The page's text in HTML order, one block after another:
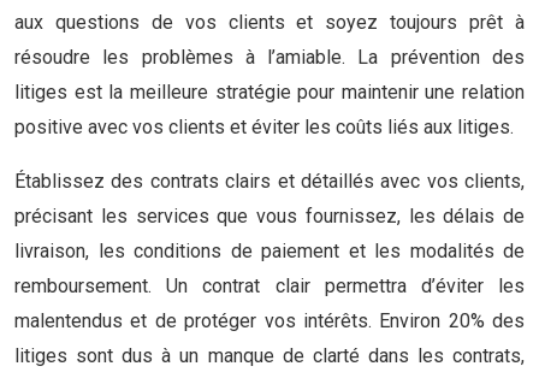
aux questions de vos clients et soyez toujours prêt à
résoudre les problèmes à l’amiable. La prévention des
litiges est la meilleure stratégie pour maintenir une relation
positive avec vos clients et éviter les coûts liés aux litiges.
Établissez des contrats clairs et détaillés avec vos clients,
précisant les services que vous fournissez, les délais de
livraison, les conditions de paiement et les modalités de
remboursement. Un contrat clair permettra d’éviter les
malentendus et de protéger vos intérêts. Environ 20% des
litiges sont dus à un manque de clarté dans les contrats,